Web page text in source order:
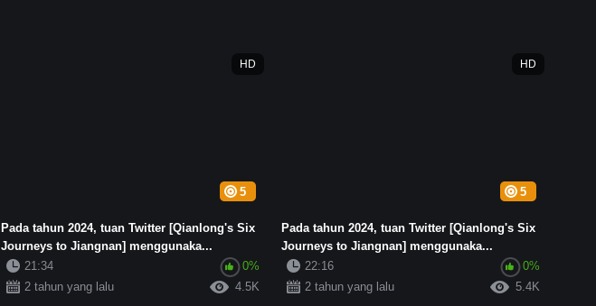
5
HD
Pada tahun 2024, tuan Twitter [Qianlong's Six
Journeys to Jiangnan] menggunaka...
21:34
0%
2 tahun yang lalu
4.5K
5
HD
Pada tahun 2024, tuan Twitter [Qianlong's Six
Journeys to Jiangnan] menggunaka...
22:16
0%
2 tahun yang lalu
5.4K